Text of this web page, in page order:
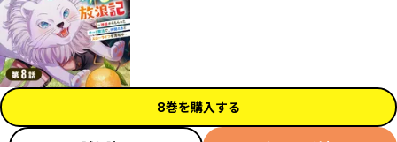
8巻を購入する